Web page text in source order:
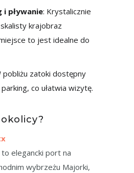
i pływanie: Krystalicznie
krajobraz
to jest idealne do
pobliżu zatoki dostępny
co ułatwia wizytę.
elegancki port na
wybrzeżu Majorki,